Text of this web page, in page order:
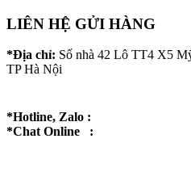
LIÊN HỆ GỬI HÀNG
*Địa chỉ: Số nhà 42 Lô TT4 X5
TP Hà Nội
*Hotline, Zalo :
*Chat Online :